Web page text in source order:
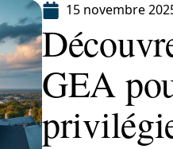
15 novembre
GEA